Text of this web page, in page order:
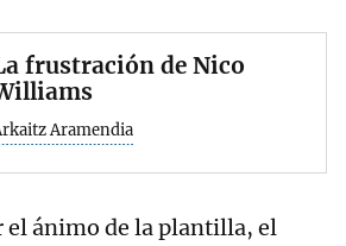
frustración de Nico
Aramendia
el ánimo de la plantilla, el